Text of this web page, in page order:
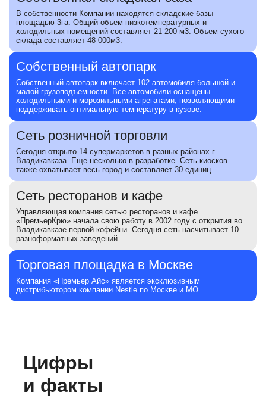
В собственности Компании находятся складские базы
площадью 3га. Общий объем низкотемпературных и
холодильных помещений составляет 21 200 м3. Объем сухого
склада составляет 48 000м3.
Собственный автопарк
Собственный автопарк включает 102 автомобиля большой и
малой грузоподъемности. Все автомобили оснащены
холодильными и морозильными агрегатами, позволяющими
поддерживать оптимальную температуру в кузове.
Сеть розничной торговли
Сегодня открыто 14 супермаркетов в разных районах г.
Владикавказа. Еще несколько в разработке. Сеть киосков
также охватывает весь город и составляет 30 единиц.
Сеть ресторанов и кафе
Управляющая компания сетью ресторанов и кафе
«ПремьерКрю» начала свою работу в 2002 году с открытия во
Владикавказе первой кофейни. Сегодня сеть насчитывает 10
разноформатных заведений.
Торговая площадка в Москве
Компания «Премьер Айс» является эксклюзивным
дистрибьютором компании Nestle по Москве и МО.
Цифры
и факты